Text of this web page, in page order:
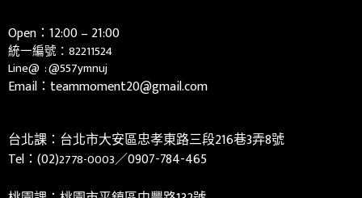
Open：12:00 – 21:00
統一編號：82211524
Line@ :@557ymnuj
Email：teammoment20@gmail.com
台北課：台北市大安區忠孝東路三段216巷3弄8號
Tel：(02)2778-0003／0907-784-465